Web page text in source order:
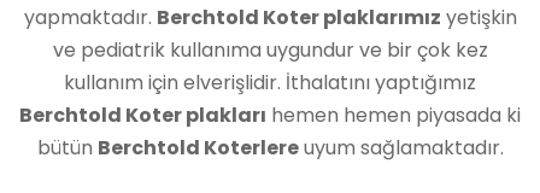
yapmaktadır. Berchtold Koter plaklarımız yetişkin
ve pediatrik kullanıma uygundur ve bir çok kez
kullanım için elverişlidir. İthalatını yaptığımız
Berchtold Koter plakları hemen hemen piyasada ki
bütün Berchtold Koterlereuyum sağlamaktadır.